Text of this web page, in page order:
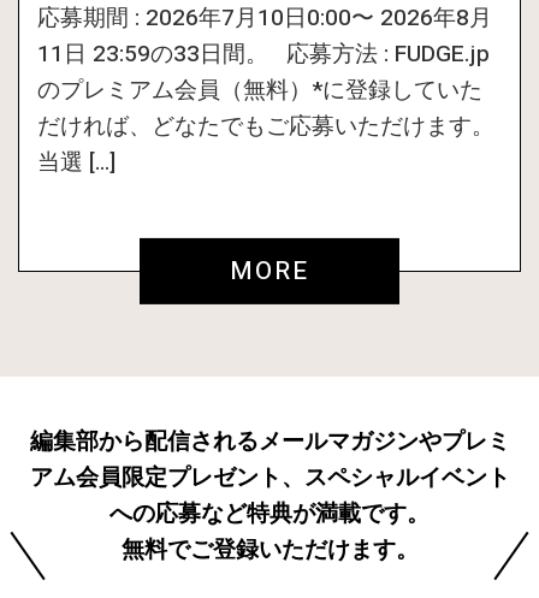
応募期間 : 2026年7月10日0:00〜 2026年8月
11日 23:59の33日間。 応募方法 : FUDGE.jp
のプレミアム会員（無料）*に登録していた
だければ、どなたでもご応募いただけます。
当選 […]
MORE
編集部から配信されるメールマガジンやプレミ
アム会員限定プレゼント、スペシャルイベント
への応募など特典が満載です。
無料でご登録いただけます。